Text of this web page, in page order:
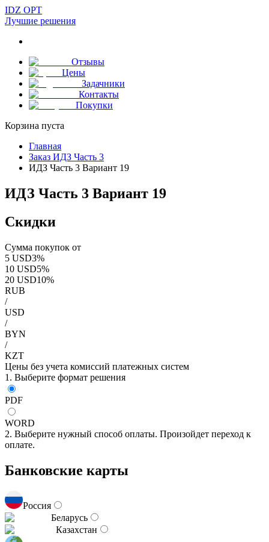
IDZ OPT
Лучшие решения
Отзывы
Цены
Задачники
Контакты
Покупки
Корзина пуста
Главная
Заказ ИДЗ Часть 3
ИДЗ Часть 3 Вариант 19
ИДЗ Часть 3 Вариант 19
Скидки
Сумма покупок от
5 USD3%
10 USD5%
20 USD10%
RUB
/
USD
/
BYN
/
KZT
Цены без учета комиссий платежных систем
1. Выберите формат решения
PDF
WORD
2. Выберите нужный способ оплаты. Произойдет переход к
оплате.
Банковские карты
Россия
Беларусь
Казахстан